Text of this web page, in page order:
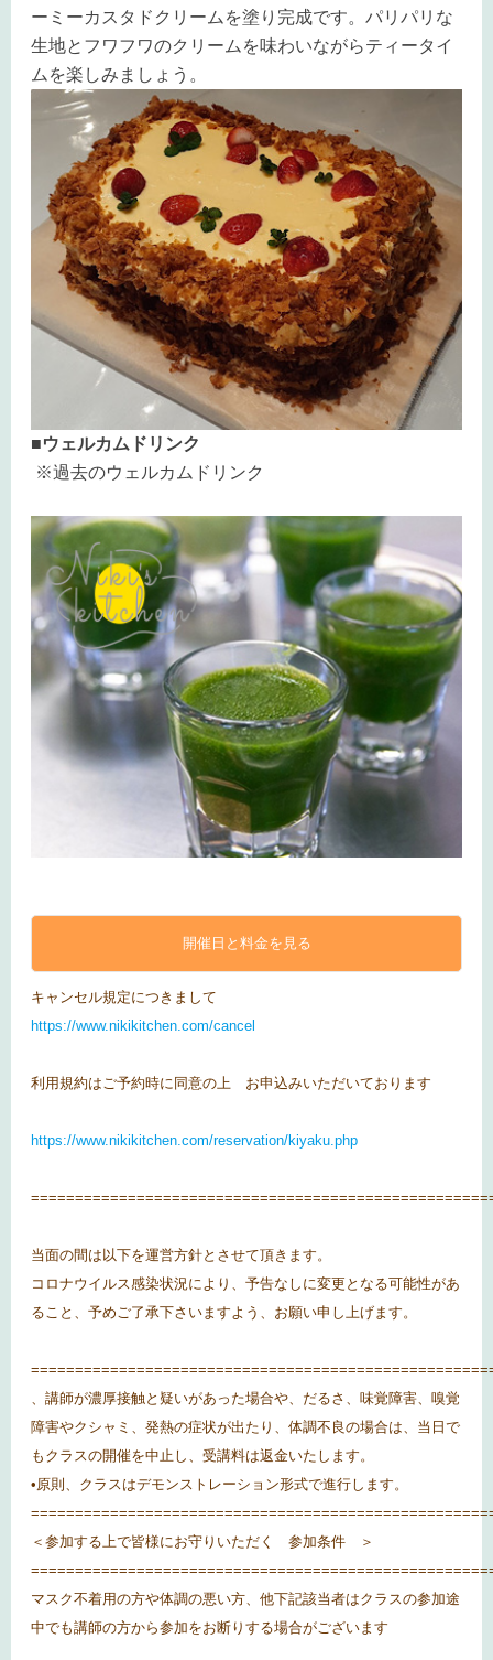
ーミーカスタドクリームを塗り完成です。パリパリな
生地とフワフワのクリームを味わいながらティータイ
ムを楽しみましょう。
■ウェルカムドリンク
※過去のウェルカムドリンク
開催日と料金を見る
キャンセル規定につきまして
https://www.nikikitchen.com/cancel
利用規約はご予約時に同意の上 お申込みいただいております
https://www.nikikitchen.com/reservation/kiyaku.php
当面の間は以下を運営方針とさせて頂きます。
コロナウイルス感染状況により、予告なしに変更となる可能性があ
ること、予めご了承下さいますよう、お願い申し上げます。
、講師が濃厚接触と疑いがあった場合や、だるさ、味覚障害、嗅覚
障害やクシャミ、発熱の症状が出たり、体調不良の場合は、当日で
もクラスの開催を中止し、受講料は返金いたします。
•原則、クラスはデモンストレーション形式で進行します。
＜参加する上で皆様にお守りいただく 参加条件 ＞
マスク不着用の方や体調の悪い方、他下記該当者はクラスの参加途
中でも講師の方から参加をお断りする場合がございます